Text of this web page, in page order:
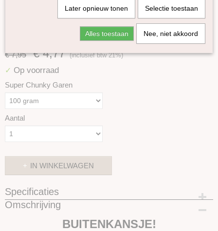
100% Merino super chunky garen Lila OP=OP
€ 7,95 € 4,77 (inclusief btw 21%)
✓ Op voorraad
Super Chunky Garen
Aantal
IN WINKELWAGEN
Specificaties
Productcode
Omschrijving
BUITENKANSJE!
Later opnieuw tonen Selectie toestaan
Alles toestaan Nee, niet akkoord